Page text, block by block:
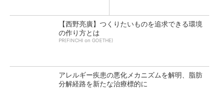
【西野亮廣】つくりたいものを追求できる環境
の作り方とは
PR(FINCHI on GOETHE)
アレルギー疾患の悪化メカニズムを解明、脂肪
分解経路を新たな治療標的に